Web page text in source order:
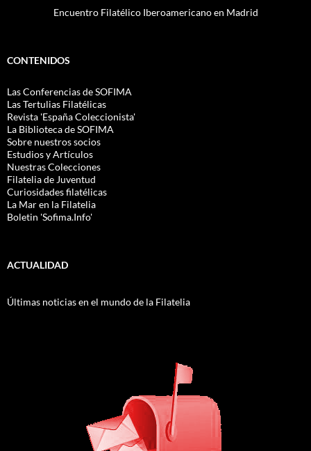
Encuentro Filatélico Iberoamericano en Madrid
CONTENIDOS
Las Conferencias de SOFIMA
Las Tertulias Filatélicas
Revista 'España Coleccionista'
La Biblioteca de SOFIMA
Sobre nuestros socios
Estudios y Artículos
Nuestras Colecciones
Filatelia de Juventud
Curiosidades filatélicas
La Mar en la Filatelia
Boletin 'Sofima.Info'
ACTUALIDAD
Últimas noticias en el mundo de la Filatelia